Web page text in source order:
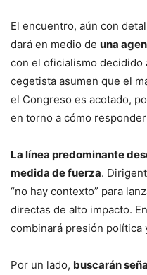
El encuentro, aún con
dará en medio de una
con el oficialismo decidido
cegetista asumen que el
el Congreso es acotado,
en torno a cómo
La línea predominante
medida de fuerza.
“no hay contexto” para
directas de alto impacto.
combinará presión política
Por un lado, buscarán